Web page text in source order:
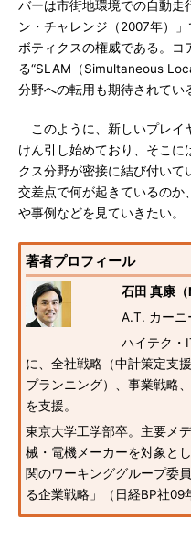
バーは市街地環境での自動走
ン・チャレンジ（2007年）
ボティクスの権威である。コ
る“SLAM（Simultaneous
分野への転用も期待されてい
このように、新しいプレイ
けん引し始めており、そこに
クス分野が密接に結び付い
交差点で何が起きているのか
や事例などを見ていきたい。
著者プロフィール
石田 真康（
A.T. カーニ
ハイテク・
に、全社戦略（中計策定支
プランニング）、事業戦略
を支援。
東京大学工学部卒。主要メ
械・電機メーカーを対象と
関のワーキンググループ委
る企業戦略」（日経BP社09